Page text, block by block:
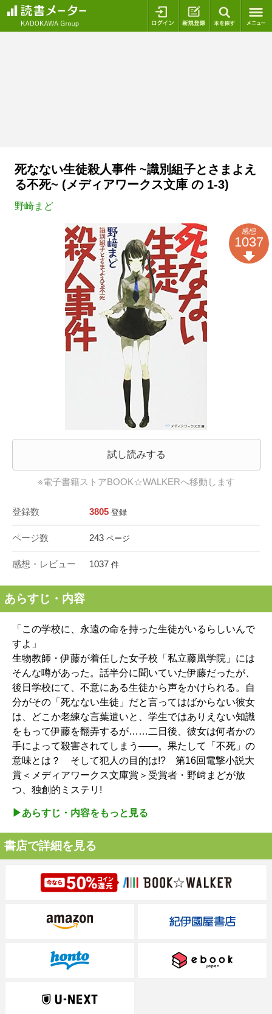
ログイン 新規登録
死なない生徒殺人事件 ~識別組子とさまよえ
る不死~ (メディアワークス文庫 の 1-3)
野崎まど
試し読みする
※電子書籍ストアBOOK☆WALKERへ移動します
登録数 3805 登録
ページ数 243 ページ
感想・レビュー 1037 件
感想
1037
あらすじ・内容
「この学校に、永遠の命を持った生徒がいるらしいんで
すよ」
生物教師・伊藤が着任した女子校「私立藤凰学院」には
そんな噂があった。話半分に聞いていた伊藤だったが、
後日学校にて、不意にある生徒から声をかけられる。自
分がその「死なない生徒」だと言ってはばからない彼女
は、どこか老練な言葉遣いと、学生ではありえない知識
をもって伊藤を翻弄するが……二日後、彼女は何者かの
手によって殺害されてしまう――。果たして「不死」の
意味とは？ そして犯人の目的は!? 第16回電撃小説大
賞＜メディアワークス文庫賞＞受賞者・野﨑まどが放
つ、独創的ミステリ!
▶︎あらすじ・内容をもっと見る
書店で詳細を見る